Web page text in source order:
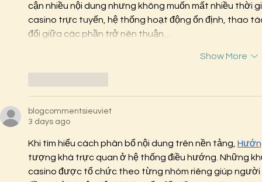
cận nhiều nội dung nhưng không muốn mất nhiều thời
casino trực tuyến, hệ thống hoạt động ổn định, thao
đổi giữa các phần trở nên thuận…
Show More
blogcommentsieuviet
3 days ago
Khi tìm hiểu cách phân bổ nội dung trên nền tảng,
tượng khá trực quan ở hệ thống điều hướng. Những
casino được tổ chức theo từng nhóm riêng giúp người